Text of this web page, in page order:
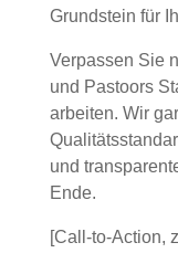
Grundstein für
Verpassen Sie
und Pastoors
arbeiten. Wir
und
Ende.
[Call-to-Action,